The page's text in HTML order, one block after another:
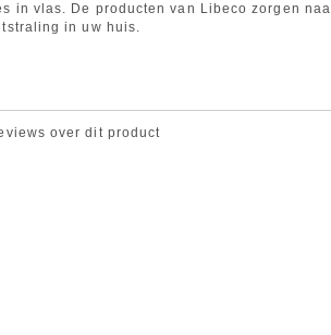
in vlas. De producten van Libeco zorgen
in uw huis.
over dit product